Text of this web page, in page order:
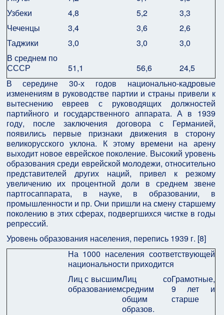
Узбеки
4,8 5,2
3,3
Чеченцы
3,4 3,6
2,6
Таджики
3,0 3,0
3,0
В среднем по
СССР
51,1 56,6
24,5
В середине 30-х годов национально-кадровые
изменениям в руководстве партии и страны привели к
вытеснению евреев с руководящих должностей
партийного и государственного аппарата. А в 1939
году, после заключения договора с Германией,
появились первые признаки движения в сторону
великорусского уклона. К этому времени на арену
выходит новое еврейское поколение. Высокий уровень
образования среди еврейской молодежи, относительно
представителей других наций, привел к резкому
увеличению их процентной доли в среднем звене
партгосаппарата, в науке, в образовании, в
промышленности и пр. Они пришли на смену старшему
поколению в этих сферах, подвергшихся чистке в годы
репрессий.
Уровень образования населения, перепись 1939 г. [8]
На 1000 населения соответствующей
национальности приходится
Лиц с высшим
образованием
Лиц со
средним
общим
образов.
Грамотные,
9 лет и
старше